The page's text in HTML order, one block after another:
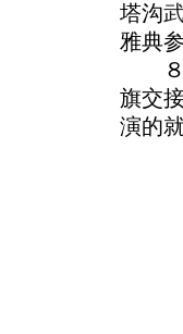
塔沟
雅典
８月
旗交
演的